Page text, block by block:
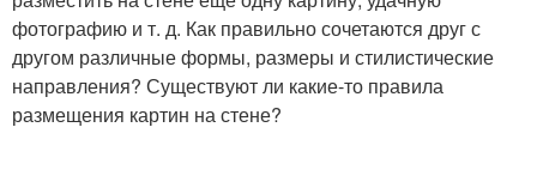
фотографию и т. д. Как правильно сочетаются друг с
другом различные формы, размеры и стилистические
направления? Существуют ли какие-то правила
размещения картин на стене?